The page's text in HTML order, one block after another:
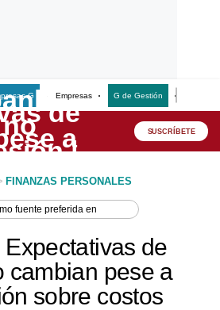
G Empresas G de Gestión
SUSCRÍBETE
FINANZAS PERSONALES
fuente preferida en
de
cambian pese a
sobre costos